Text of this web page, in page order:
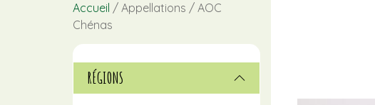
Accueil / Appellations / AOC
Chénas
RÉGIONS